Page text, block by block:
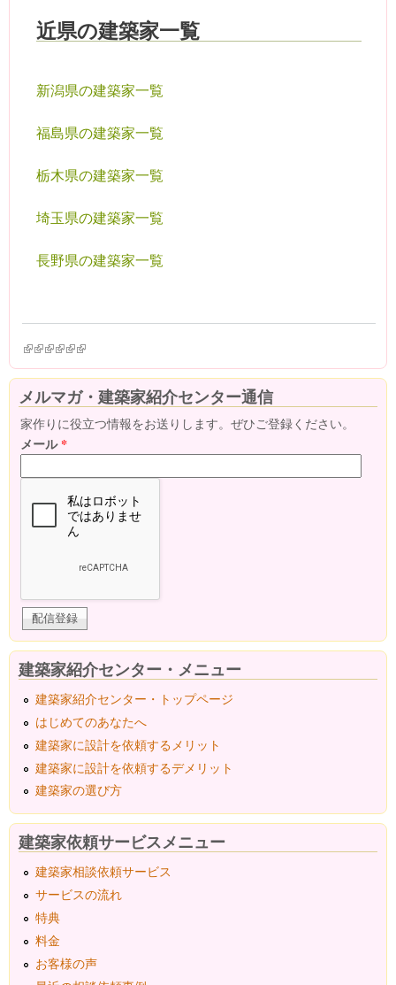
近県の建築家一覧
新潟県の建築家一覧
福島県の建築家一覧
栃木県の建築家一覧
埼玉県の建築家一覧
長野県の建築家一覧
(link is external)
(link is external)
(link is external)
(link is external)
(link is external)
(link is external)
メルマガ・建築家紹介センター通信
家作りに役立つ情報をお送りします。ぜひご登録ください。
メール*
建築家紹介センター・メニュー
建築家紹介センター・トップページ
はじめてのあなたへ
建築家に設計を依頼するメリット
建築家に設計を依頼するデメリット
建築家の選び方
建築家依頼サービスメニュー
建築家相談依頼サービス
サービスの流れ
特典
料金
お客様の声